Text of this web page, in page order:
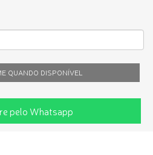
QUANDO DISPONÍVEL
pelo Whatsapp